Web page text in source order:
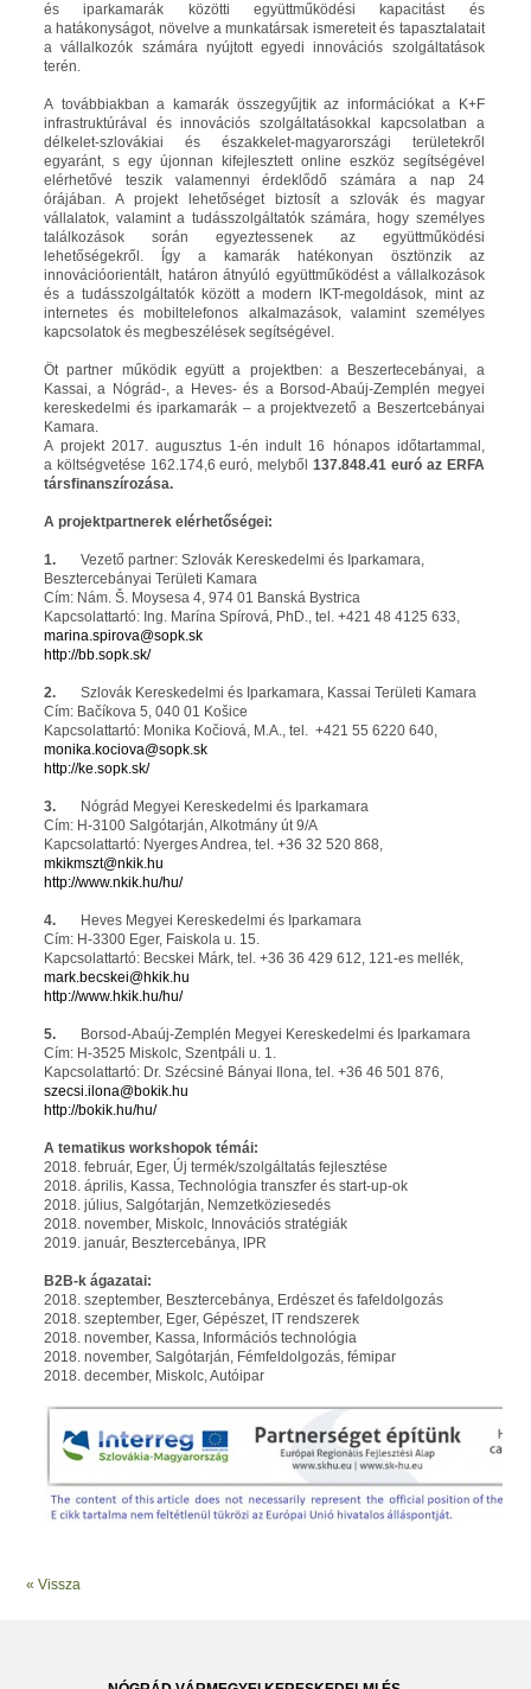
és iparkamarák közötti együttműködési kapacitást és
a hatákonyságot, növelve a munkatársak ismereteit és tapasztalatait
a vállalkozók számára nyújtott egyedi innovációs szolgáltatások
terén.
A továbbiakban a kamarák összegyűjtik az információkat a K+F
infrastruktúrával és innovációs szolgáltatásokkal kapcsolatban a
délkelet-szlovákiai és északkelet-magyarországi területekről
egyaránt, s egy újonnan kifejlesztett online eszköz segítségével
elérhetővé teszik valamennyi érdeklődő számára a nap 24
órájában. A projekt lehetőséget biztosít a szlovák és magyar
vállalatok, valamint a tudásszolgáltatók számára, hogy személyes
találkozások során egyeztessenek az együttműködési
lehetőségekről. Így a kamarák hatékonyan ösztönzik az
innovációorientált, határon átnyúló együttműködést a vállalkozások
és a tudásszolgáltatók között a modern IKT-megoldások, mint az
internetes és mobiltelefonos alkalmazások, valamint személyes
kapcsolatok és megbeszélések segítségével.
Öt partner működik együtt a projektben: a Beszertecebányai, a
Kassai, a Nógrád-, a Heves- és a Borsod-Abaúj-Zemplén megyei
kereskedelmi és iparkamarák – a projektvezető a Beszertcebányai
Kamara.
A projekt 2017. augusztus 1-én indult 16 hónapos időtartammal,
a költségvetése 162.174,6 euró, melyből 137.848.41 euró az ERFA
társfinanszírozása.
A projektpartnerek elérhetőségei:
1. Vezető partner: Szlovák Kereskedelmi és Iparkamara,
Besztercebányai Területi Kamara
Cím: Nám. Š. Moysesa 4, 974 01 Banská Bystrica
Kapcsolattartó: Ing. Marína Spírová, PhD., tel. +421 48 4125 633,
marina.spirova@sopk.sk
http://bb.sopk.sk/
2. Szlovák Kereskedelmi és Iparkamara, Kassai Területi Kamara
Cím: Bačíkova 5, 040 01 Košice
Kapcsolattartó: Monika Kočiová, M.A., tel. +421 55 6220 640,
monika.kociova@sopk.sk
http://ke.sopk.sk/
3.
Nógrád Megyei Kereskedelmi és Iparkamara
Cím: H-3100 Salgótarján, Alkotmány út 9/A
Kapcsolattartó: Nyerges Andrea, tel. +36 32 520 868,
mkikmszt@nkik.hu
http://www.nkik.hu/hu/
4.
Heves Megyei Kereskedelmi és Iparkamara
Cím: H-3300 Eger, Faiskola u. 15.
Kapcsolattartó: Becskei Márk, tel. +36 36 429 612, 121-es mellék,
mark.becskei@hkik.hu
http://www.hkik.hu/hu/
5.
Borsod-Abaúj-Zemplén Megyei Kereskedelmi és Iparkamara
Cím: H-3525 Miskolc, Szentpáli u. 1.
Kapcsolattartó: Dr. Szécsiné Bányai Ilona, tel. +36 46 501 876,
szecsi.ilona@bokik.hu
http://bokik.hu/hu/
A tematikus workshopok témái:
2018. február, Eger, Új termék/szolgáltatás fejlesztése
2018. április, Kassa, Technológia transzfer és start-up-ok
2018. július, Salgótarján, Nemzetköziesedés
2018. november, Miskolc, Innovációs stratégiák
2019. január, Besztercebánya, IPR
B2B-k ágazatai:
2018. szeptember, Besztercebánya, Erdészet és fafeldolgozás
2018. szeptember, Eger, Gépészet, IT rendszerek
2018. november, Kassa, Információs technológia
2018. november, Salgótarján, Fémfeldolgozás, fémipar
2018. december, Miskolc, Autóipar
« Vissza